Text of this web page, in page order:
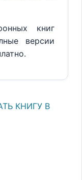
книг
версии
КНИГУ В